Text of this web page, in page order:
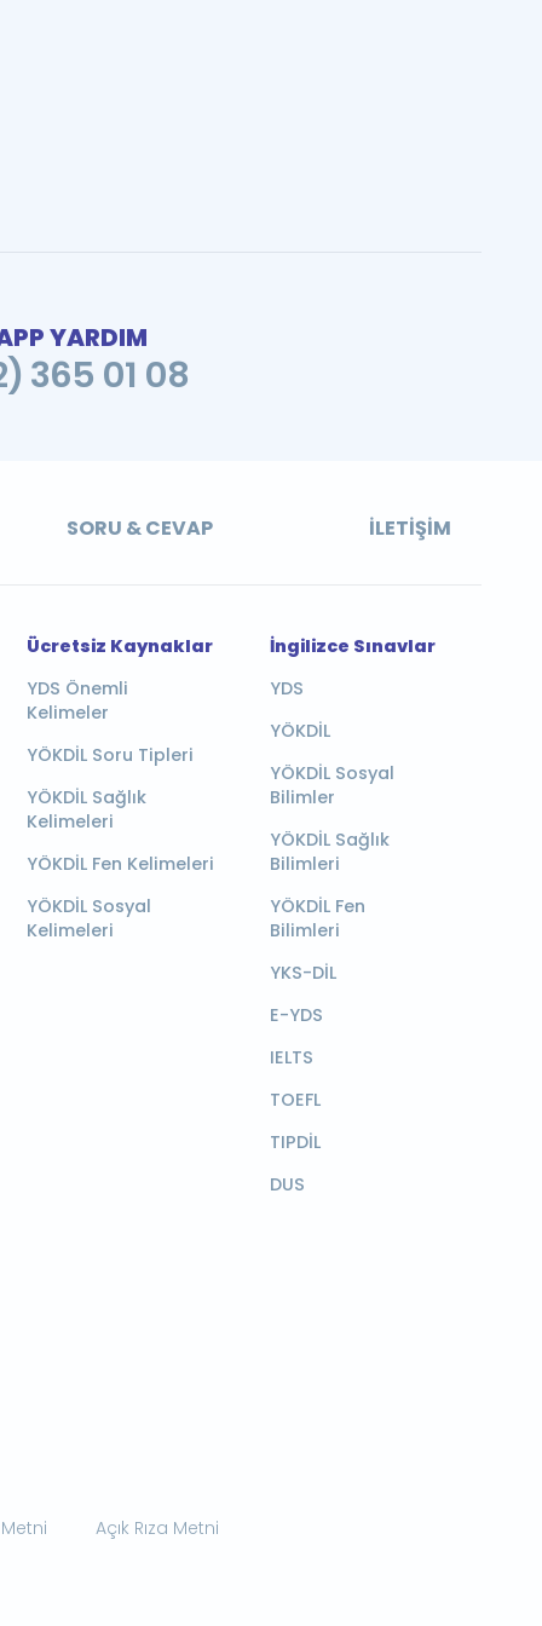
YARDIM
365 01 08
SORU & CEVAP İLETIŞIM
Ücretsiz Kaynaklar
YDS Önemli
Kelimeler
YÖKDİL Soru Tipleri
YÖKDİL Sağlık
Kelimeleri
YÖKDİL Fen Kelimeleri
YÖKDİL Sosyal
Kelimeleri
İngilizce Sınavlar
YDS
YÖKDİL
YÖKDİL Sosyal
Bilimler
YÖKDİL Sağlık
Bilimleri
YÖKDİL Fen
Bilimleri
YKS-DİL
E-YDS
IELTS
TOEFL
TIPDİL
DUS
Açık Rıza Metni